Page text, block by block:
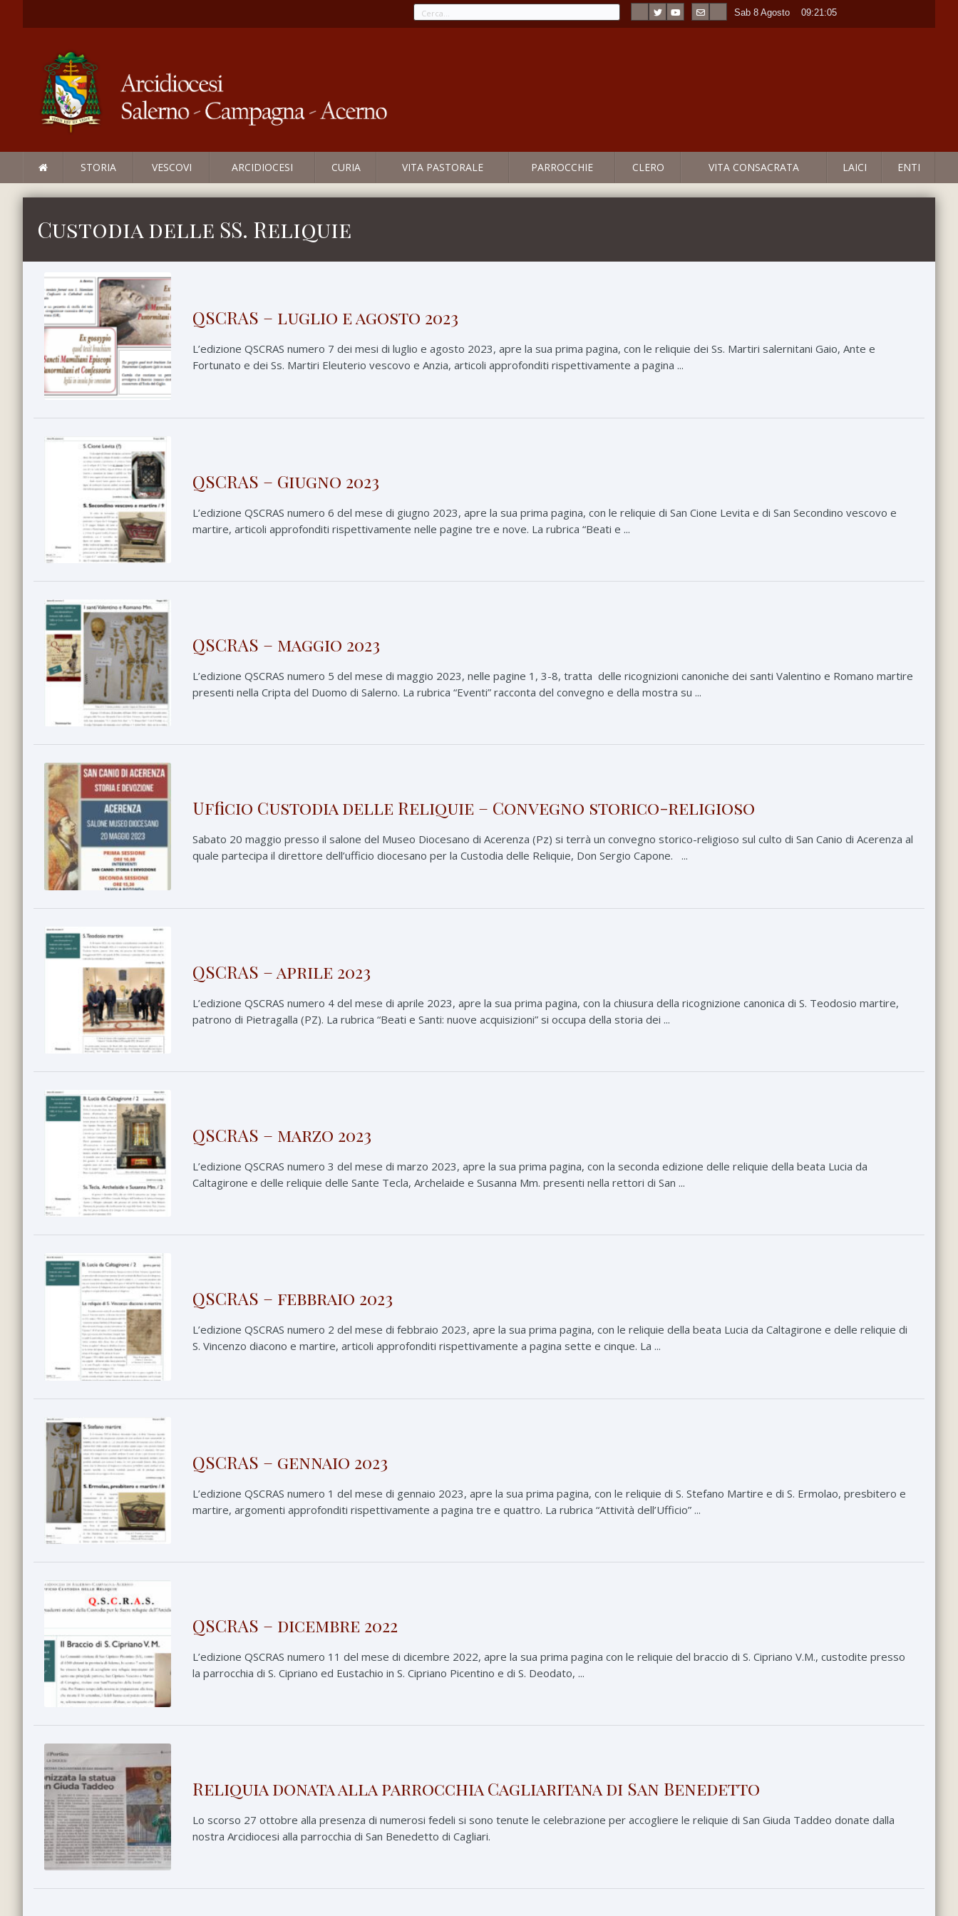
Sab 8 Agosto ----09:21:06
STORIA VESCOVI ARCIDIOCESI CURIA VITA PASTORALE PARROCCHIE CLERO VITA CONSACRATA LAICI ENTI
Custodia delle SS. Reliquie
QSCRAS – luglio e agosto 2023
L’edizione QSCRAS numero 7 dei mesi di luglio e agosto 2023, apre la sua prima pagina, con le reliquie dei Ss. Martiri salernitani Gaio, Ante e
Fortunato e dei Ss. Martiri Eleuterio vescovo e Anzia, articoli approfonditi rispettivamente a pagina ...
QSCRAS – Giugno 2023
L’edizione QSCRAS numero 6 del mese di giugno 2023, apre la sua prima pagina, con le reliquie di San Cione Levita e di San Secondino vescovo e
martire, articoli approfonditi rispettivamente nelle pagine tre e nove. La rubrica “Beati e ...
QSCRAS – maggio 2023
L’edizione QSCRAS numero 5 del mese di maggio 2023, nelle pagine 1, 3-8, tratta delle ricognizioni canoniche dei santi Valentino e Romano martire
presenti nella Cripta del Duomo di Salerno. La rubrica “Eventi” racconta del convegno e della mostra su ...
Ufficio Custodia delle Reliquie – Convegno storico-religioso
Sabato 20 maggio presso il salone del Museo Diocesano di Acerenza (Pz) si terrà un convegno storico-religioso sul culto di San Canio di Acerenza al
quale partecipa il direttore dell’ufficio diocesano per la Custodia delle Reliquie, Don Sergio Capone. ...
QSCRAS – aprile 2023
L’edizione QSCRAS numero 4 del mese di aprile 2023, apre la sua prima pagina, con la chiusura della ricognizione canonica di S. Teodosio martire,
patrono di Pietragalla (PZ). La rubrica “Beati e Santi: nuove acquisizioni” si occupa della storia dei ...
QSCRAS – marzo 2023
L’edizione QSCRAS numero 3 del mese di marzo 2023, apre la sua prima pagina, con la seconda edizione delle reliquie della beata Lucia da
Caltagirone e delle reliquie delle Sante Tecla, Archelaide e Susanna Mm. presenti nella rettori di San ...
QSCRAS – febbraio 2023
L’edizione QSCRAS numero 2 del mese di febbraio 2023, apre la sua prima pagina, con le reliquie della beata Lucia da Caltagirone e delle reliquie di
S. Vincenzo diacono e martire, articoli approfonditi rispettivamente a pagina sette e cinque. La ...
QSCRAS – gennaio 2023
L’edizione QSCRAS numero 1 del mese di gennaio 2023, apre la sua prima pagina, con le reliquie di S. Stefano Martire e di S. Ermolao, presbitero e
martire, argomenti approfonditi rispettivamente a pagina tre e quattro. La rubrica “Attività dell’Ufficio” ...
QSCRAS – dicembre 2022
L’edizione QSCRAS numero 11 del mese di dicembre 2022, apre la sua prima pagina con le reliquie del braccio di S. Cipriano V.M., custodite presso
la parrocchia di S. Cipriano ed Eustachio in S. Cipriano Picentino e di S. Deodato, ...
Reliquia donata alla parrocchia Cagliaritana di San Benedetto
Lo scorso 27 ottobre alla presenza di numerosi fedeli si sono tenute le celebrazione per accogliere le reliquie di San Giuda Taddeo donate dalla
nostra Arcidiocesi alla parrocchia di San Benedetto di Cagliari.